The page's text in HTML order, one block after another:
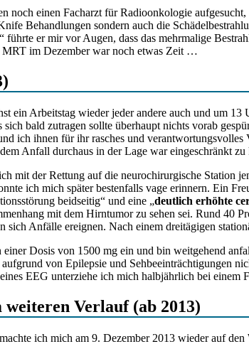
noch einen Facharzt für Radioonkologie
Behandlungen sondern auch die
“ führte er mir vor Augen, dass das mehrmalige
MRT im Dezember war noch etwas Zeit …
ein Arbeitstag wieder jeder andere auch und um
sich bald zutragen sollte überhaupt nichts vorab
ich ihnen für ihr rasches und
Anfall durchaus in der Lage war eingeschränkt
mit der Rettung auf die neurochirurgische Station
ich mich später bestenfalls vage erinnern. Ein
beidseitig“ und eine „deutlich erhöhte
mit dem Hirntumor zu sehen sei. Rund 40
sich Anfälle ereignen. Nach einem dreitägigen
Dosis von 1500 mg ein und bin weitgehend
von Epilepsie und Sehbeeinträchtigungen
EEG unterziehe ich mich halbjährlich bei einem
Verlauf (ab 2013)
ich mich am 9. Dezember 2013 wieder auf